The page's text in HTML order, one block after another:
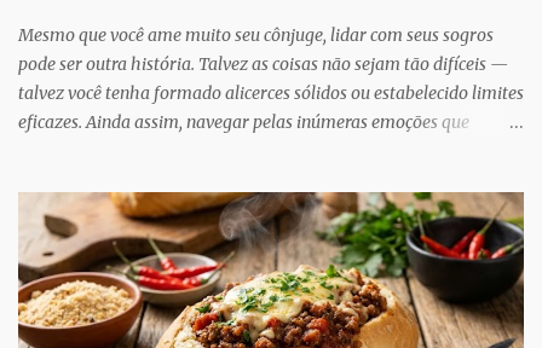
Mesmo que você ame muito seu cônjuge, lidar com seus sogros
pode ser outra história. Talvez as coisas não sejam tão difíceis —
talvez você tenha formado alicerces sólidos ou estabelecido limites
eficazes. Ainda assim, navegar pelas inúmeras emoções que
professor da Escola de Serviço Social da Universidade de
Maryland. Greif é coautor de In-Law Relationships: Mothers,
Daughters, Fathers, and Sons , para o qual ele e o coautor Michael
Wooley, PhD, MSW, DCSW, entrevistaram mais de 1.500 sogros
para compartilhar como esses relacionamentos, embora às vezes